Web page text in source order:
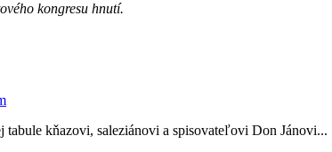
kongresu hnutí.
tabule kňazovi, saleziánovi a spisovateľovi Don Jánovi...